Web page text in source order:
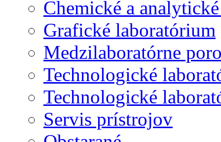
Chemické a
Grafické laboratórium
Medzilaboratórne
Technologické
Technologické
Servis prístrojov